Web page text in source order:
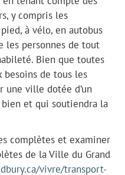
y compris les
à vélo, en autobus
les personnes de tout
Bien que toutes
besoins de tous les
ville dotée d’un
et qui soutiendra la
complètes et examiner
de la Ville du Grand
vivre/transport-